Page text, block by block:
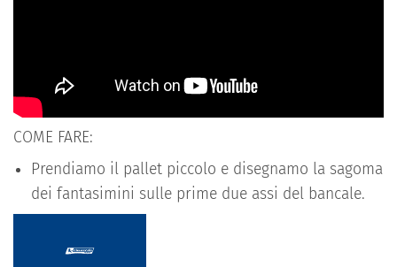
COME FARE:
Prendiamo il pallet piccolo e disegnamo la sagoma
dei fantasimini sulle prime due assi del bancale.